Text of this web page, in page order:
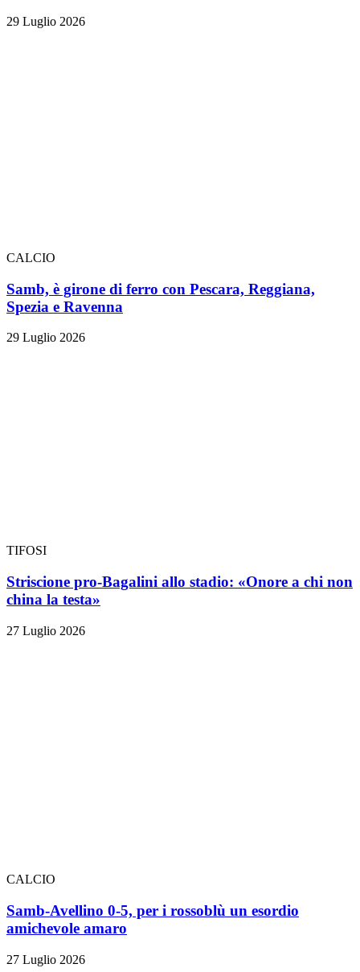
29 Luglio 2026
CALCIO
Samb, è girone di ferro con Pescara, Reggiana,
Spezia e Ravenna
29 Luglio 2026
TIFOSI
Striscione pro-Bagalini allo stadio: «Onore a chi non
china la testa»
27 Luglio 2026
CALCIO
Samb-Avellino 0-5, per i rossoblù un esordio
amichevole amaro
27 Luglio 2026